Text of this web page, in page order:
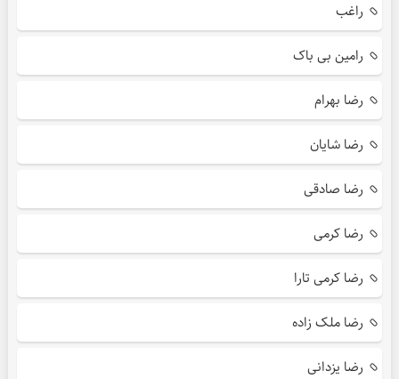
راغب
رامین بی باک
رضا بهرام
رضا شایان
رضا صادقی
رضا کرمی
رضا کرمی تارا
رضا ملک زاده
رضا یزدانی